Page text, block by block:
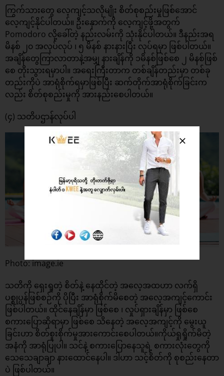
ကြွက်သားတွေ လေ့ကျင့်သလိုမျိုး စိတ်စုစည်းမှုဖြစ်အောင်
လေ့ကျင့်နိုင်ပါတယ်။ ဦး‌နှောက်ကို လေ့ကျင့်ဖို့အတွက်
Pomodoro လို့ခေါ်တဲ့ နည်းလမ်းကို သုံးနိုင်ပါတယ်။ ဒီနည်းအရ
မိနစ် ၂၀ အလုပ်လုပ် ၊ ၅ မိနစ် နားနားပြီး လုပ်ရမှာ ဖြစ်ပါတယ်။
အချိန်တွေကြာလာတာနဲ့အမျှ နားချိန်ကို ၁မိနစ်ဖြစ်စေ ၂ မိနစ်ဖြစ်
စေ တိုးသွားရမှာပါ။ အရေးကြီးတာက တစ်ချိန်တည်းမှာ တစ်ခု
တည်းကိုပဲ အာရုံစိုက်ရမှာဖြစ်ပြီး ဆက်တိုက်အာရုံစိုက်ခြင်းက
လည်း စိတ်စုစည်းမှုကို အားနည်းစေပါတယ်။
(၄) သတိပဌာန်လုပ်ပါ
Photo: image.ie
သတိကို ရှေးရှုတဲ့ စိတ်နဲ့ နေထိုင်တဲ့ အလေ့အထဟာ လက်ရှိ
ပစ္စုပ္ပန်ဖြစ်စဉ်ကို ပိုပြီး အာရုံစိုက်မိစေတဲ့ အလေ့အကျင့်ကောင်း
ဖြစ်ပါတယ်။ ထိုင်နေချိန်မှာ ဖြစ်စေ ၊ လှုပ်ရှားချိန်မှာ ဖြစ်စေ
စကားပြောဆိုရာမှာ ဖြစ်စေ သိနေတဲ့ အလေ့အကျင့်ကို မွေးယူ
ခြင်းဟာ စိတ်စူးစိုက်မှုအားကောင်းစေပါတယ်။ကိုယ်ရှုရှိုက်မိတဲ့
အနံကို အာရုံပြုပါ။ သင်နဲ့ စကားပြောနေသူရဲ့ စကားလုံးတွေကို
သေသေချာချာ နားထောင်နေပါ။ ဒါဟာ သင့်စိတ်ကို စုစည်းနေတာ
ပဲ ဖြစ်ပါတယ်။